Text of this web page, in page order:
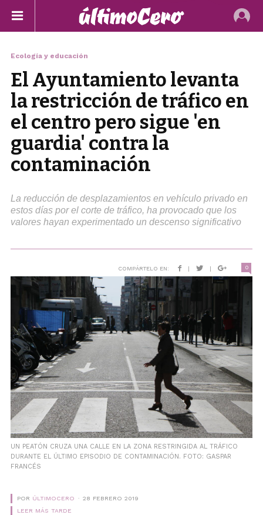
Ecología y educación
El Ayuntamiento levanta
la restricción de tráfico en
el centro pero sigue 'en
guardia' contra la
contaminación
La reducción de desplazamientos en vehículo privado en
estos días por el corte de tráfico, ha provocado que los
valores hayan experimentado un descenso significativo
COMPÁRTELO EN: | | 0
UN PEATÓN CRUZA UNA CALLE EN LA ZONA RESTRINGIDA AL TRÁFICO
DURANTE EL ÚLTIMO EPISODIO DE CONTAMINACIÓN. FOTO: GASPAR
FRANCÉS
POR ÚLTIMOCERO
28 FEBRERO 2019
LEER MÁS TARDE